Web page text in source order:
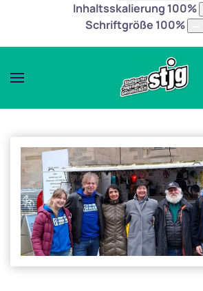
Inhaltsskalierung 100%
Schriftgröße 100%